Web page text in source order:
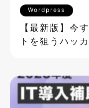
Wordpress
【最新版】今
トを狙うハッ